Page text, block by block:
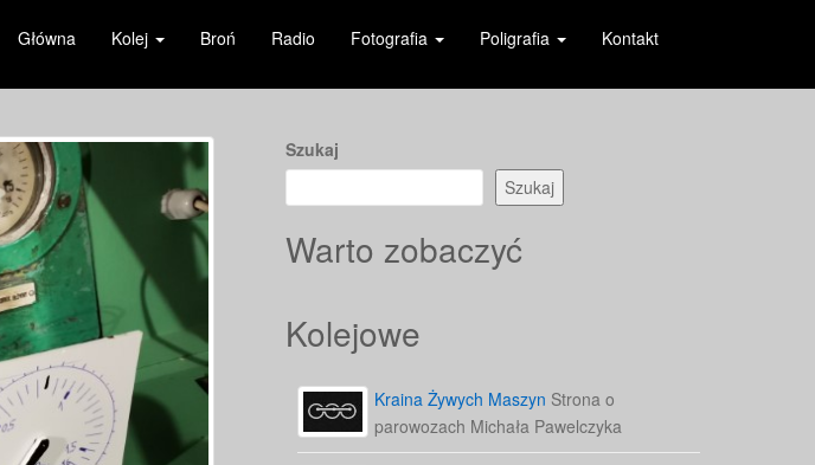
Główna Kolej Broń Radio Fotografia Poligrafia Kontakt
Szukaj
Szukaj
Warto zobaczyć
Kolejowe
Kraina Żywych Maszyn Strona o
parowozach Michała Pawelczyka